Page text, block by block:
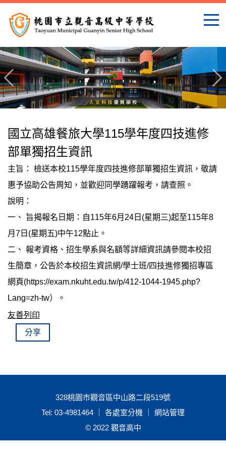
到
主
內
容
區
國立高雄餐旅大學115學年度四技進修
部單獨招生資訊
主旨： 檢送本校115學年度四技進修部單獨招生資訊，敬請
惠予協助公告周知，並歡迎同學踴躍報考，請查照。
說明：
一、 旨揭報名日期：自115年6月24日(星期三)起至115年8
月7日(星期五)中午12點止。
二、 報考資格、招生學系與名額等詳細資訊請參閱本校招
生簡章，公告於本校招生資訊網/學士班/四技進修獨招專區
網頁(https://exam.nkuht.edu.tw/p/412-1044-1945.php?
Lang=zh-tw）。
友善列印
分享
328桃園市觀音區中山路二段519號
Tel: 03-4981464 ｜ 各處室分機 ｜ 網站管理
© 2022 觀音高中